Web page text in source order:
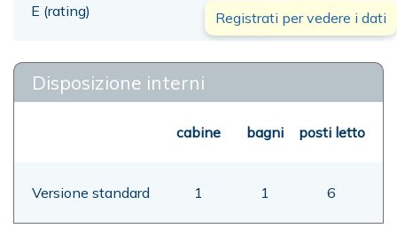
E (rating) 00,00 mt
Registrati per vedere i dati
Disposizione interni
cabine bagni posti letto
Versione standard 1 1 6